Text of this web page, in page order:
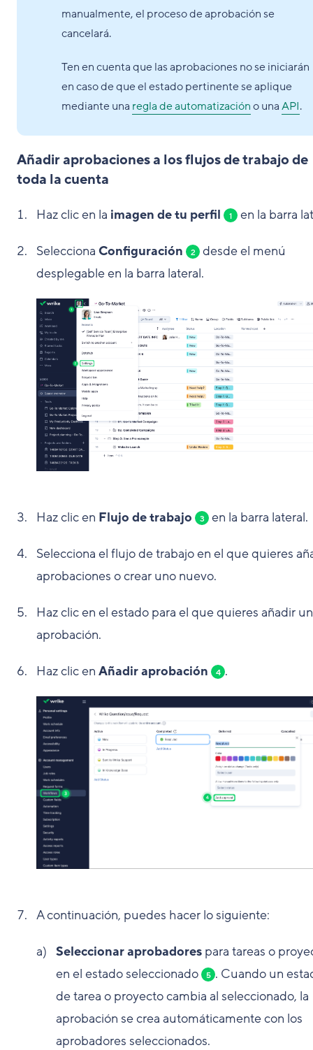
manualmente, el proceso de aprobación se
cancelará.
Ten en cuenta que las aprobaciones no se iniciarán
en caso de que el estado pertinente se aplique
mediante una regla de automatizacióno unaAPI.
Añadir aprobaciones a los flujos de trabajo de
toda la cuenta
Haz clic en la imagen de tu perfil 1 en la barra
Selecciona Configuración 2
desde el menú
desplegable en la barra lateral.
Haz clic en Flujo de trabajo 3 en la barra lateral.
Selecciona el flujo de trabajo en el que quieres
aprobaciones o crear uno nuevo.
Haz clic en el estado para el que quieres añadir
aprobación.
Haz clic en Añadir aprobación 4 .
A continuación, puedes hacer lo siguiente:
Seleccionar aprobadores para tareas o
en el estado seleccionado
5 . Cuando un
de tarea o proyecto cambia al seleccionado, la
aprobación se crea automáticamente con los
aprobadores seleccionados.